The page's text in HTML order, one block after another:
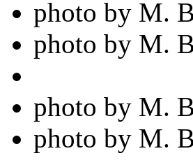
photo by M.
photo by M.
photo by M.
photo by M.